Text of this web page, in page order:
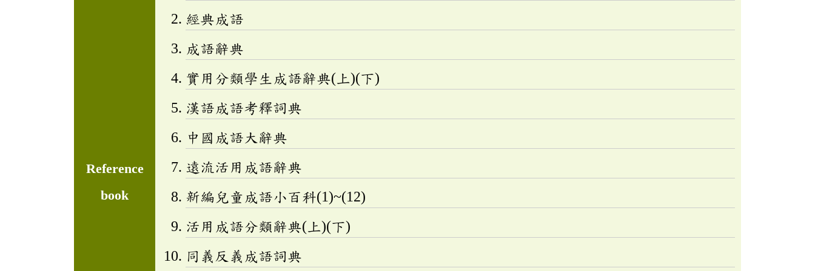
Reference
book
經典成語
成語辭典
實用分類學生成語辭典(上)(下)
漢語成語考釋詞典
中國成語大辭典
遠流活用成語辭典
新編兒童成語小百科(1)~(12)
活用成語分類辭典(上)(下)
同義反義成語詞典